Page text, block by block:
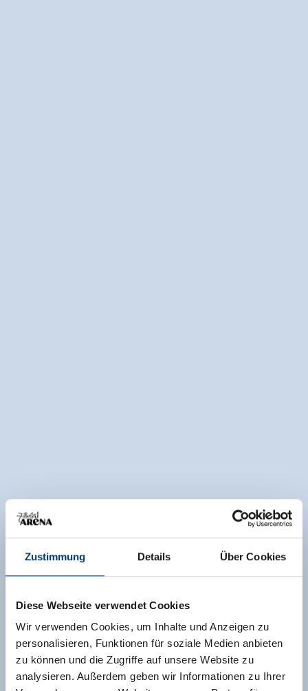
Zustimmung Details Über Cookies
Diese Webseite verwendet Cookies
Wir verwenden Cookies, um Inhalte und Anzeigen zu
personalisieren, Funktionen für soziale Medien anbieten
zu können und die Zugriffe auf unsere Website zu
analysieren. Außerdem geben wir Informationen zu Ihrer